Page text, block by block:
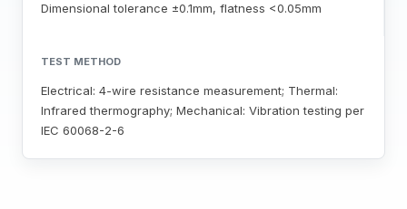
Dimensional tolerance ±0.1mm, flatness <0.05mm
TEST METHOD
Electrical: 4-wire resistance measurement; Thermal:
Infrared thermography; Mechanical: Vibration testing per
IEC 60068-2-6